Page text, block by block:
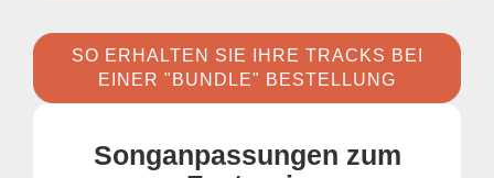
SO ERHALTEN SIE IHRE TRACKS BEI
EINER "BUNDLE" BESTELLUNG
Songanpassungen zum